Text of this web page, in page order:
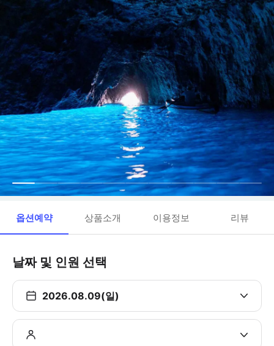
옵션예약 상품소개 이용정보 리뷰
날짜 및 인원 선택
2026.08.09(일)